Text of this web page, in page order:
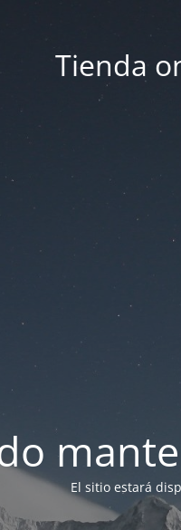
Tienda
El sitio estará